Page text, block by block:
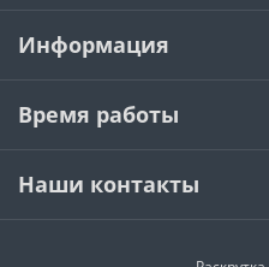
Информация
Время работы
Наши контакты